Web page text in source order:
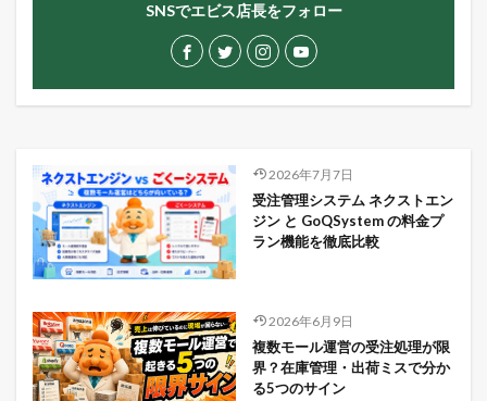
SNSでエビス店長をフォロー
2026年7月7日
受注管理システム ネクストエン
ジン と GoQSystem の料金プ
ラン機能を徹底比較
2026年6月9日
複数モール運営の受注処理が限
界？在庫管理・出荷ミスで分か
る5つのサイン